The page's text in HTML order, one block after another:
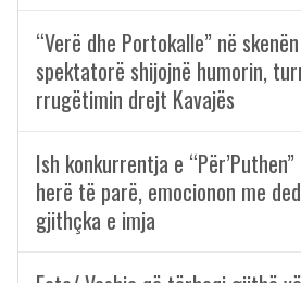
“Verë dhe Portokalle” në
spektatorë shijojnë humorin,
rrugëtimin drejt Kavajës
Ish konkurrentja e
herë të parë, emocionon me
gjithçka e imja